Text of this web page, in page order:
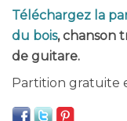
Téléchargez la
du bois, chanson
de guitare.
Partition gratuite